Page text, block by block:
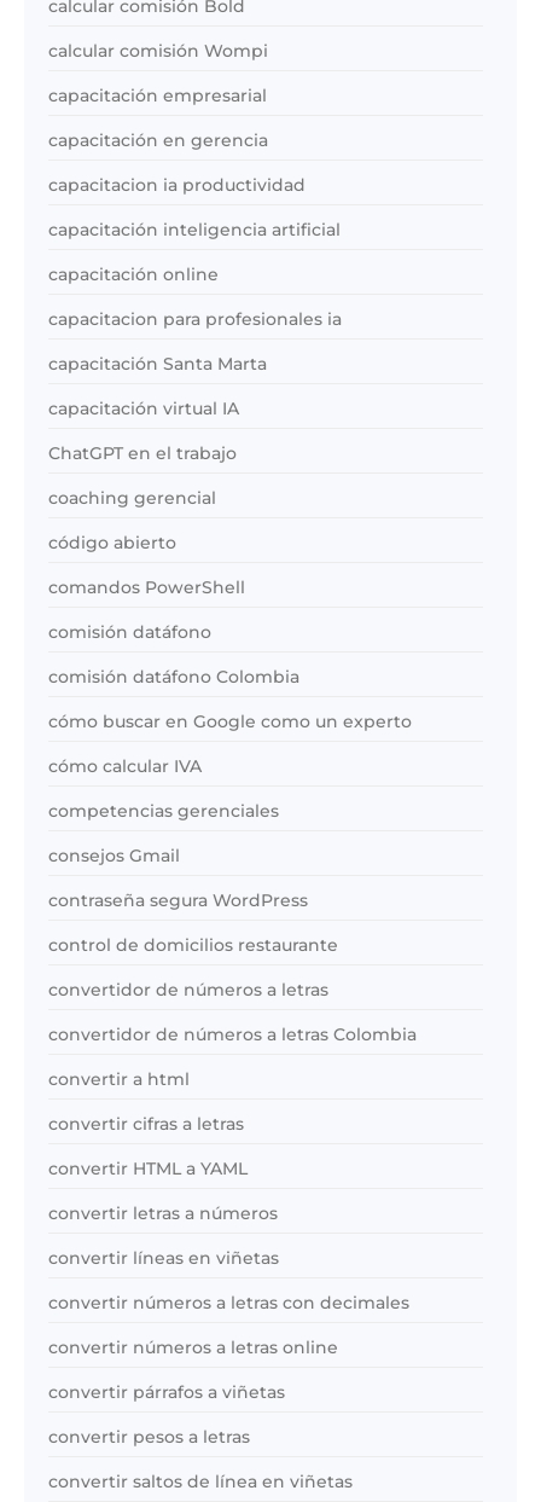
calcular comisión Bold
calcular comisión Wompi
capacitación empresarial
capacitación en gerencia
capacitacion ia productividad
capacitación inteligencia artificial
capacitación online
capacitacion para profesionales ia
capacitación Santa Marta
capacitación virtual IA
ChatGPT en el trabajo
coaching gerencial
código abierto
comandos PowerShell
comisión datáfono
comisión datáfono Colombia
cómo buscar en Google como un experto
cómo calcular IVA
competencias gerenciales
consejos Gmail
contraseña segura WordPress
control de domicilios restaurante
convertidor de números a letras
convertidor de números a letras Colombia
convertir a html
convertir cifras a letras
convertir HTML a YAML
convertir letras a números
convertir líneas en viñetas
convertir números a letras con decimales
convertir números a letras online
convertir párrafos a viñetas
convertir pesos a letras
convertir saltos de línea en viñetas